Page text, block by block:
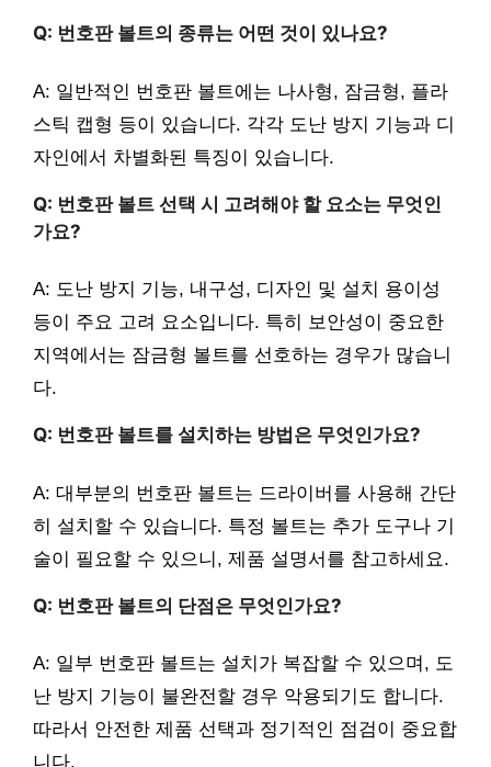
Q: 번호판 볼트의 종류는 어떤 것이 있나요?
A: 일반적인 번호판 볼트에는 나사형, 잠금형, 플라
스틱 캡형 등이 있습니다. 각각 도난 방지 기능과 디
자인에서 차별화된 특징이 있습니다.
Q: 번호판 볼트 선택 시 고려해야 할 요소는 무엇인
가요?
A: 도난 방지 기능, 내구성, 디자인 및 설치 용이성
등이 주요 고려 요소입니다. 특히 보안성이 중요한
지역에서는 잠금형 볼트를 선호하는 경우가 많습니
다.
Q: 번호판 볼트를 설치하는 방법은 무엇인가요?
A: 대부분의 번호판 볼트는 드라이버를 사용해 간단
히 설치할 수 있습니다. 특정 볼트는 추가 도구나 기
술이 필요할 수 있으니, 제품 설명서를 참고하세요.
Q: 번호판 볼트의 단점은 무엇인가요?
A: 일부 번호판 볼트는 설치가 복잡할 수 있으며, 도
난 방지 기능이 불완전할 경우 악용되기도 합니다.
따라서 안전한 제품 선택과 정기적인 점검이 중요합
니다.